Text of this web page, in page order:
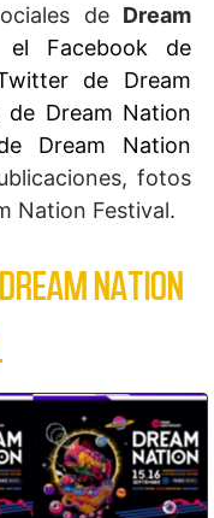
de Dream
el Facebook de
de Dream
de Dream Nation
Dream Nation
fotos
Nation Festival.
NATION